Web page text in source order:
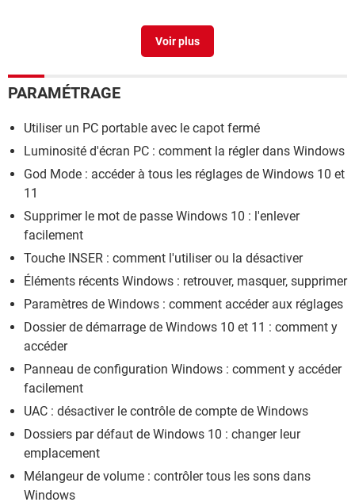
Logiciel montage vidéo gratuit windows 11
Logiciel optimisation pc windows 11 gratuit
Utilitaires
PARAMÉTRAGE
Utiliser un PC portable avec le capot fermé
Luminosité d'écran PC : comment la régler dans Windows
God Mode : accéder à tous les réglages de Windows 10 et
11
Supprimer le mot de passe Windows 10 : l'enlever
facilement
Touche INSER : comment l'utiliser ou la désactiver
Éléments récents Windows : retrouver, masquer, supprimer
Paramètres de Windows : comment accéder aux réglages
Dossier de démarrage de Windows 10 et 11 : comment y
accéder
Panneau de configuration Windows : comment y accéder
facilement
UAC : désactiver le contrôle de compte de Windows
Dossiers par défaut de Windows 10 : changer leur
emplacement
Mélangeur de volume : contrôler tous les sons dans
Windows